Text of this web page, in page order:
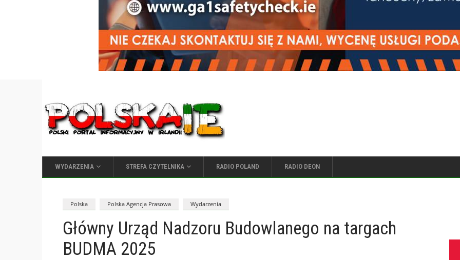
WYDARZENIA STREFA CZYTELNIKA RADIO POLAND RADIO DEON
Polska Polska Agencja Prasowa Wydarzenia
Główny Urząd Nadzoru Budowlanego na targach
BUDMA 2025